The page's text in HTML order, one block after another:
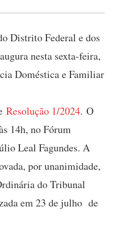
Distrito Federal e dos
nesta sexta-feira,
Doméstica e Familiar
Resolução 1/2024. O
14h, no Fórum
Leal Fagundes. A
por unanimidade,
do Tribunal
em 23 de julho de